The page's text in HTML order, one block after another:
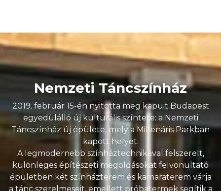
Nemzeti Táncszínház
2019. február 15-én nyitotta meg kapuit Budapest
egyedülálló új kulturális színtere: a Nemzeti
Táncszínház új épülete, mely a Millenáris Parkban
kapott helyet.
A legmodernebb színháztechnikával felszerelt,
különleges építészeti megoldásokat felvonultató
épületben két színházterem és kamaraterem várja
a tánc szerelmeseit, emellett próbatermek segítik a